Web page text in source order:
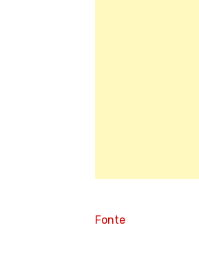
Fonte